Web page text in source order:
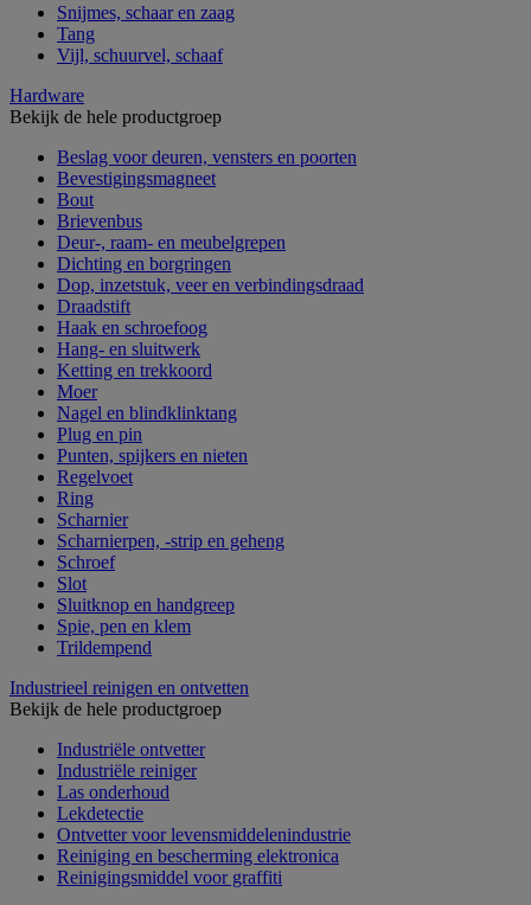
Snijmes, schaar en zaag
Tang
Vijl, schuurvel, schaaf
Hardware
Bekijk de hele productgroep
Beslag voor deuren, vensters en poorten
Bevestigingsmagneet
Bout
Brievenbus
Deur-, raam- en meubelgrepen
Dichting en borgringen
Dop, inzetstuk, veer en verbindingsdraad
Draadstift
Haak en schroefoog
Hang- en sluitwerk
Ketting en trekkoord
Moer
Nagel en blindklinktang
Plug en pin
Punten, spijkers en nieten
Regelvoet
Ring
Scharnier
Scharnierpen, -strip en geheng
Schroef
Slot
Sluitknop en handgreep
Spie, pen en klem
Trildempend
Industrieel reinigen en ontvetten
Bekijk de hele productgroep
Industriële ontvetter
Industriële reiniger
Las onderhoud
Lekdetectie
Ontvetter voor levensmiddelenindustrie
Reiniging en bescherming elektronica
Reinigingsmiddel voor graffiti